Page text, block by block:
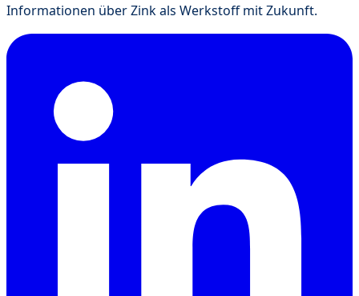
Informationen über Zink als Werkstoff mit Zukunft.